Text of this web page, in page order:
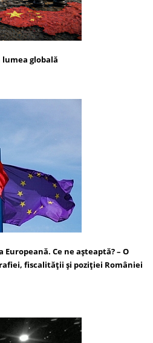
globală
Ce ne așteaptă? – O
fiscalității și poziției României